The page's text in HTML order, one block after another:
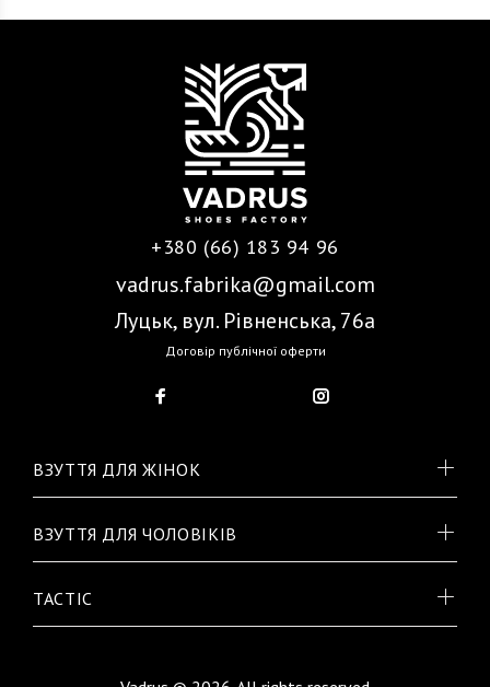
+380 (66) 183 94 96
vadrus.fabrika@gmail.com
Луцьк, вул. Рівненська, 76а
Договір публічної оферти
ВЗУТТЯ ДЛЯ ЖІНОК
ВЗУТТЯ ДЛЯ ЧОЛОВІКІВ
TACTIC